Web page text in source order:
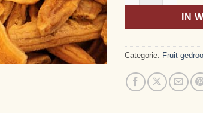
IN
Categorie: Fruit